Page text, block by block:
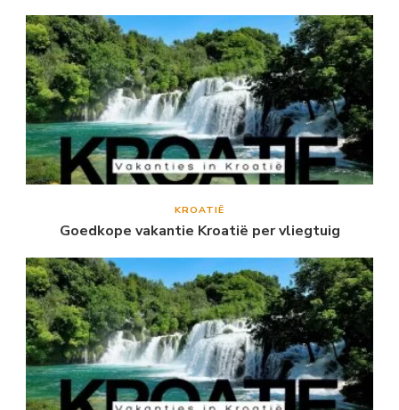
KROATIË
Goedkope vakantie Kroatië per vliegtuig